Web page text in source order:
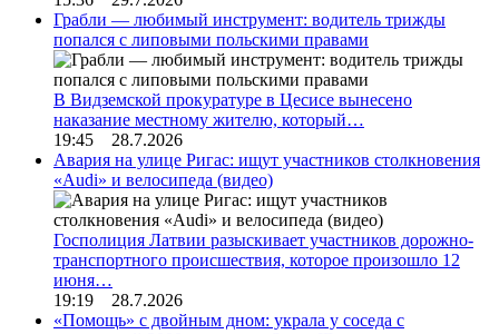
Грабли — любимый инструмент: водитель трижды
попался с липовыми польскими правами
В Видземской прокуратуре в Цесисе вынесено
наказание местному жителю, который…
19:45 28.7.2026
Авария на улице Ригас: ищут участников столкновения
«Audi» и велосипеда (видео)
Госполиция Латвии разыскивает участников дорожно-
транспортного происшествия, которое произошло 12
июня…
19:19 28.7.2026
«Помощь» с двойным дном: украла у соседа с